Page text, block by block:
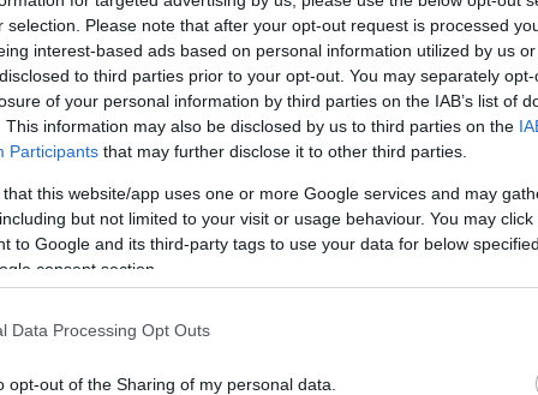
selection. Please note that after your opt-out request is processed
interest-based ads based on personal information utilized by us
to third parties prior to your opt-out. You may separately
of your personal information by third parties on the IAB’s list of
This information may also be disclosed by us to third parties on the
Participants that may further disclose it to other third parties.
that this website/app uses one or more Google services and may
but not limited to your visit or usage behaviour. You may
to Google and its third-party tags to use your data for below
consent section.
Data Processing Opt Outs
opt-out of the Sharing of my personal data.
che ha caratterizzato il paese negli ultimi
alle condizioni attuali ha registrato un
dati suggeriscono che le imprese tedesche stanno
prospettive economiche. Gli analisti sottolineano
cruciale per stimolare gli investimenti e, di
della fiducia potrebbe anche riflettersi in un
chiave per la crescita economica.